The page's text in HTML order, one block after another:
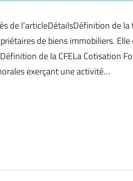
de l’articleDétailsDéfinition de
de biens immobiliers.
de la CFELa Cotisation
exerçant une activité…